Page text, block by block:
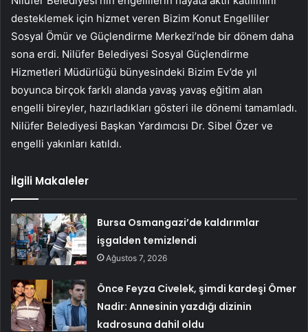
desteklemek için hizmet veren Bizim Konut Engelliler
Sosyal Ömür ve Güçlendirme Merkezi’nde bir dönem daha
sona erdi. Nilüfer Belediyesi Sosyal Güçlendirme
Hizmetleri Müdürlüğü bünyesindeki Bizim Ev’de yıl
boyunca birçok farklı alanda yavaş yavaş eğitim alan
engelli bireyler, hazırladıkları gösteri ile dönemi tamamladı.
Nilüfer Belediyesi Başkan Yardımcısı Dr. Sibel Özer ve
engelli yakınları katıldı.
İlgili Makaleler
Bursa Osmangazi’de kaldırımlar
işgalden temizlendi
Ağustos 7, 2026
Önce Feyza Civelek, şimdi kardeşi Ömer
Nadir: Annesinin yazdığı dizinin
kadrosuna dahil oldu